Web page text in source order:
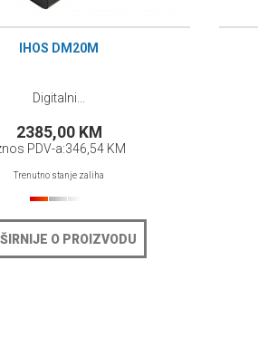
IHOS DM20M
Digitalni...
2385,00 KM
PDV-a:346,54 KM
Trenutno stanje zaliha
O PROIZVODU